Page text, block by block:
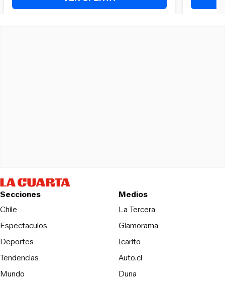
Secciones
Chile
Espectaculos
Deportes
Tendencias
Mundo
Medios
La TerceraOpens in new
Glamorama
Icarito
Auto.cl
DunaOpens in new window